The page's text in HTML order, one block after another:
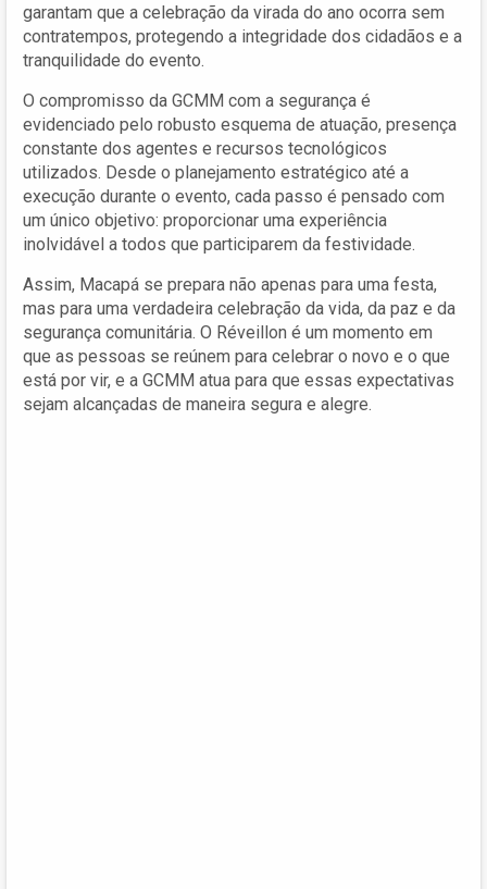
garantam que a celebração da virada do ano ocorra sem
contratempos, protegendo a integridade dos cidadãos e a
tranquilidade do evento.
O compromisso da GCMM com a segurança é
evidenciado pelo robusto esquema de atuação, presença
constante dos agentes e recursos tecnológicos
utilizados. Desde o planejamento estratégico até a
execução durante o evento, cada passo é pensado com
um único objetivo: proporcionar uma experiência
inolvidável a todos que participarem da festividade.
Assim, Macapá se prepara não apenas para uma festa,
mas para uma verdadeira celebração da vida, da paz e da
segurança comunitária. O Réveillon é um momento em
que as pessoas se reúnem para celebrar o novo e o que
está por vir, e a GCMM atua para que essas expectativas
sejam alcançadas de maneira segura e alegre.